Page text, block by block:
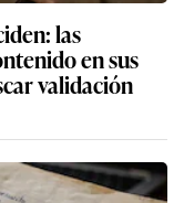
las
en sus
validación